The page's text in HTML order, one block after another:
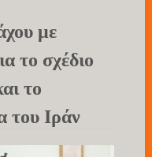
με
το σχέδιο
το
του Ιράν